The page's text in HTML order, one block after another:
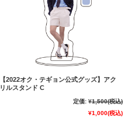
【2022オク・テギョン公式グッズ】アク
リルスタンド C
定価: ¥1,500(税込)
¥1,000(税込)